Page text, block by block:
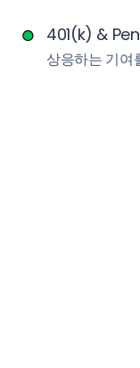
401(k) &
상응하는 기여